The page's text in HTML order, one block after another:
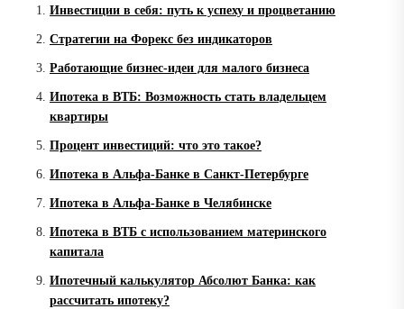
Инвестиции в себя: путь к успеху и процветанию
Стратегии на Форекс без индикаторов
Работающие бизнес-идеи для малого бизнеса
Ипотека в ВТБ: Возможность стать владельцем
квартиры
Процент инвестиций: что это такое?
Ипотека в Альфа-Банке в Санкт-Петербурге
Ипотека в Альфа-Банке в Челябинске
Ипотека в ВТБ с использованием материнского
капитала
Ипотечный калькулятор Абсолют Банка: как
рассчитать ипотеку?